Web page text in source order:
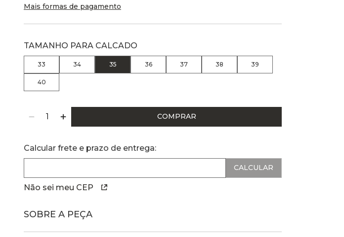
Mais formas de pagamento
TAMANHO PARA CALCADO
33 34 35 36 37 38 39
40
COMPRAR
Calcular frete e prazo de entrega:
Não sei meu CEP
SOBRE A PEÇA